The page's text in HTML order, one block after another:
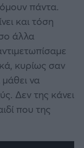
πάντα.
και τόση
άλλα
κυρίως σαν
να
Δεν της κάνει
που της